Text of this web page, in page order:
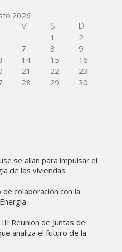
2026
V S D
1
2
7 8
9
14 15
16
21 22
23
28 29
30
se alían para impulsar el
de las viviendas
colaboración con la
Reunión de Juntas de
analiza el futuro de la